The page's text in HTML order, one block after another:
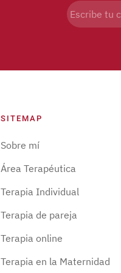
SITEMAP
Sobre mí
Área Terapéutica
Terapia Individual
Terapia de pareja
Terapia online
Terapia en la Maternidad